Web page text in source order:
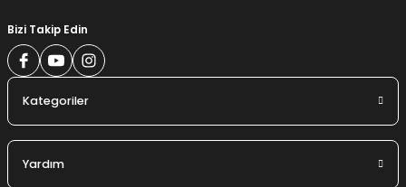
Bizi Takip Edin
Kategoriler
Yardım